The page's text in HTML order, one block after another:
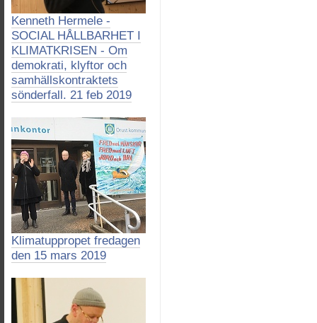
Kenneth Hermele -
SOCIAL HÅLLBARHET I
KLIMATKRISEN - Om
demokrati, klyftor och
samhällskontraktets
sönderfall. 21 feb 2019
Klimatuppropet fredagen
den 15 mars 2019